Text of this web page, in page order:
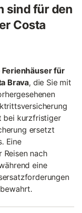
sind für den
Costa
für
Brava, die Sie mit
bei kurzfristiger
ersetzt
Eine
Reisen nach
eine